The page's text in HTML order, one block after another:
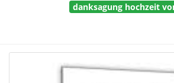
danksagung hochzeit